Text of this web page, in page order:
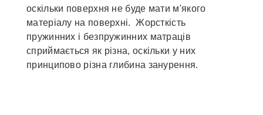
оскільки поверхня не буде мати м'якого
матеріалу на поверхні. Жорсткість
пружинних і безпружинних матраців
сприймається як різна, оскільки у них
принципово різна глибина занурення.